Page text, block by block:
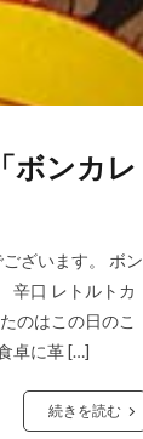
ボンカレ
ざいます。 ボン
口 レトルトカ
のはこの日のこ
卓に革 […]
続きを読む